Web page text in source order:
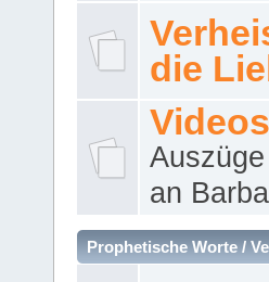
die
an
Prophetische Worte /